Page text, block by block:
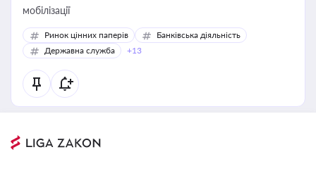
мобілізації
Ринок цінних паперів
Банківська діяльність
Державна служба
+13